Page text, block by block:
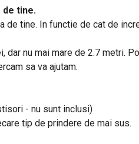
de tine.
de tine. In functie de cat de
dar nu mai mare de 2.7 metri.
sa va ajutam.
- nu sunt inclusi)
tip de prindere de mai sus.